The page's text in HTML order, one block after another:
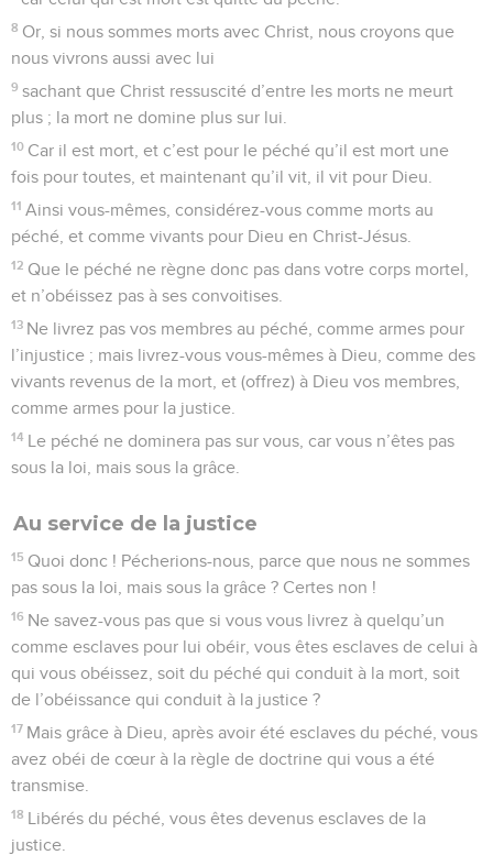
8 Or, si nous sommes morts avec Christ, nous croyons que
nous vivrons aussi avec lui
9 sachant que Christ ressuscité d’entre les morts ne meurt
plus ; la mort ne domine plus sur lui.
10 Car il est mort, et c’est pour le péché qu’il est mort une
fois pour toutes, et maintenant qu’il vit, il vit pour Dieu.
11 Ainsi vous-mêmes, considérez-vous comme morts au
péché, et comme vivants pour Dieu en Christ-Jésus.
12 Que le péché ne règne donc pas dans votre corps mortel,
et n’obéissez pas à ses convoitises.
13 Ne livrez pas vos membres au péché, comme armes pour
l’injustice ; mais livrez-vous vous-mêmes à Dieu, comme des
vivants revenus de la mort, et (offrez) à Dieu vos membres,
comme armes pour la justice.
14 Le péché ne dominera pas sur vous, car vous n’êtes pas
sous la loi, mais sous la grâce.
Au service de la justice
15 Quoi donc ! Pécherions-nous, parce que nous ne sommes
pas sous la loi, mais sous la grâce ? Certes non !
16 Ne savez-vous pas que si vous vous livrez à quelqu’un
comme esclaves pour lui obéir, vous êtes esclaves de celui à
qui vous obéissez, soit du péché qui conduit à la mort, soit
de l’obéissance qui conduit à la justice ?
17 Mais grâce à Dieu, après avoir été esclaves du péché, vous
avez obéi de cœur à la règle de doctrine qui vous a été
transmise.
18 Libérés du péché, vous êtes devenus esclaves de la
justice.